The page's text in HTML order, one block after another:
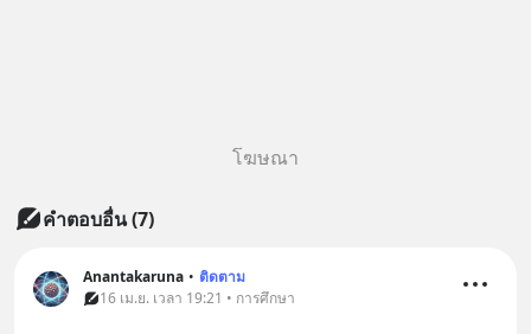
โฆษณา
คำตอบอื่น(7)
Anantakaruna • ติดตาม
16 เม.ย. เวลา 19:21 • การศึกษา